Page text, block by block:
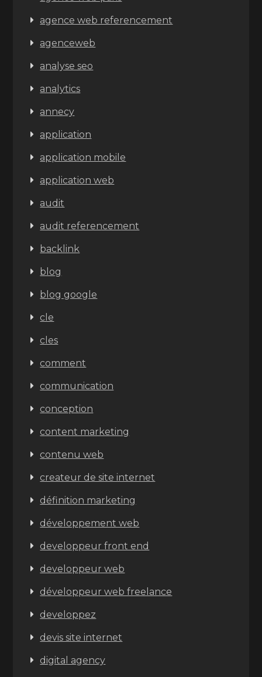
agence web referencement
agenceweb
analyse seo
analytics
annecy
application
application mobile
application web
audit
audit referencement
backlink
blog
blog google
cle
cles
comment
communication
conception
content marketing
contenu web
createur de site internet
définition marketing
développement web
developpeur front end
developpeur web
développeur web freelance
developpez
devis site internet
digital agency